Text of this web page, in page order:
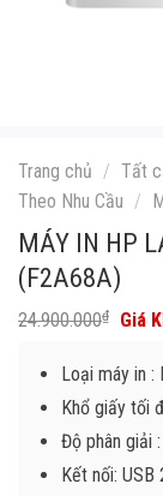
Trang chủ / Tất
Theo Nhu Cầu /
MÁY IN HP
(F2A68A)
24.900.000₫
Giá
là:
Loại máy in :
Khổ giấy tối
Độ phân giải
Kết nối: USB